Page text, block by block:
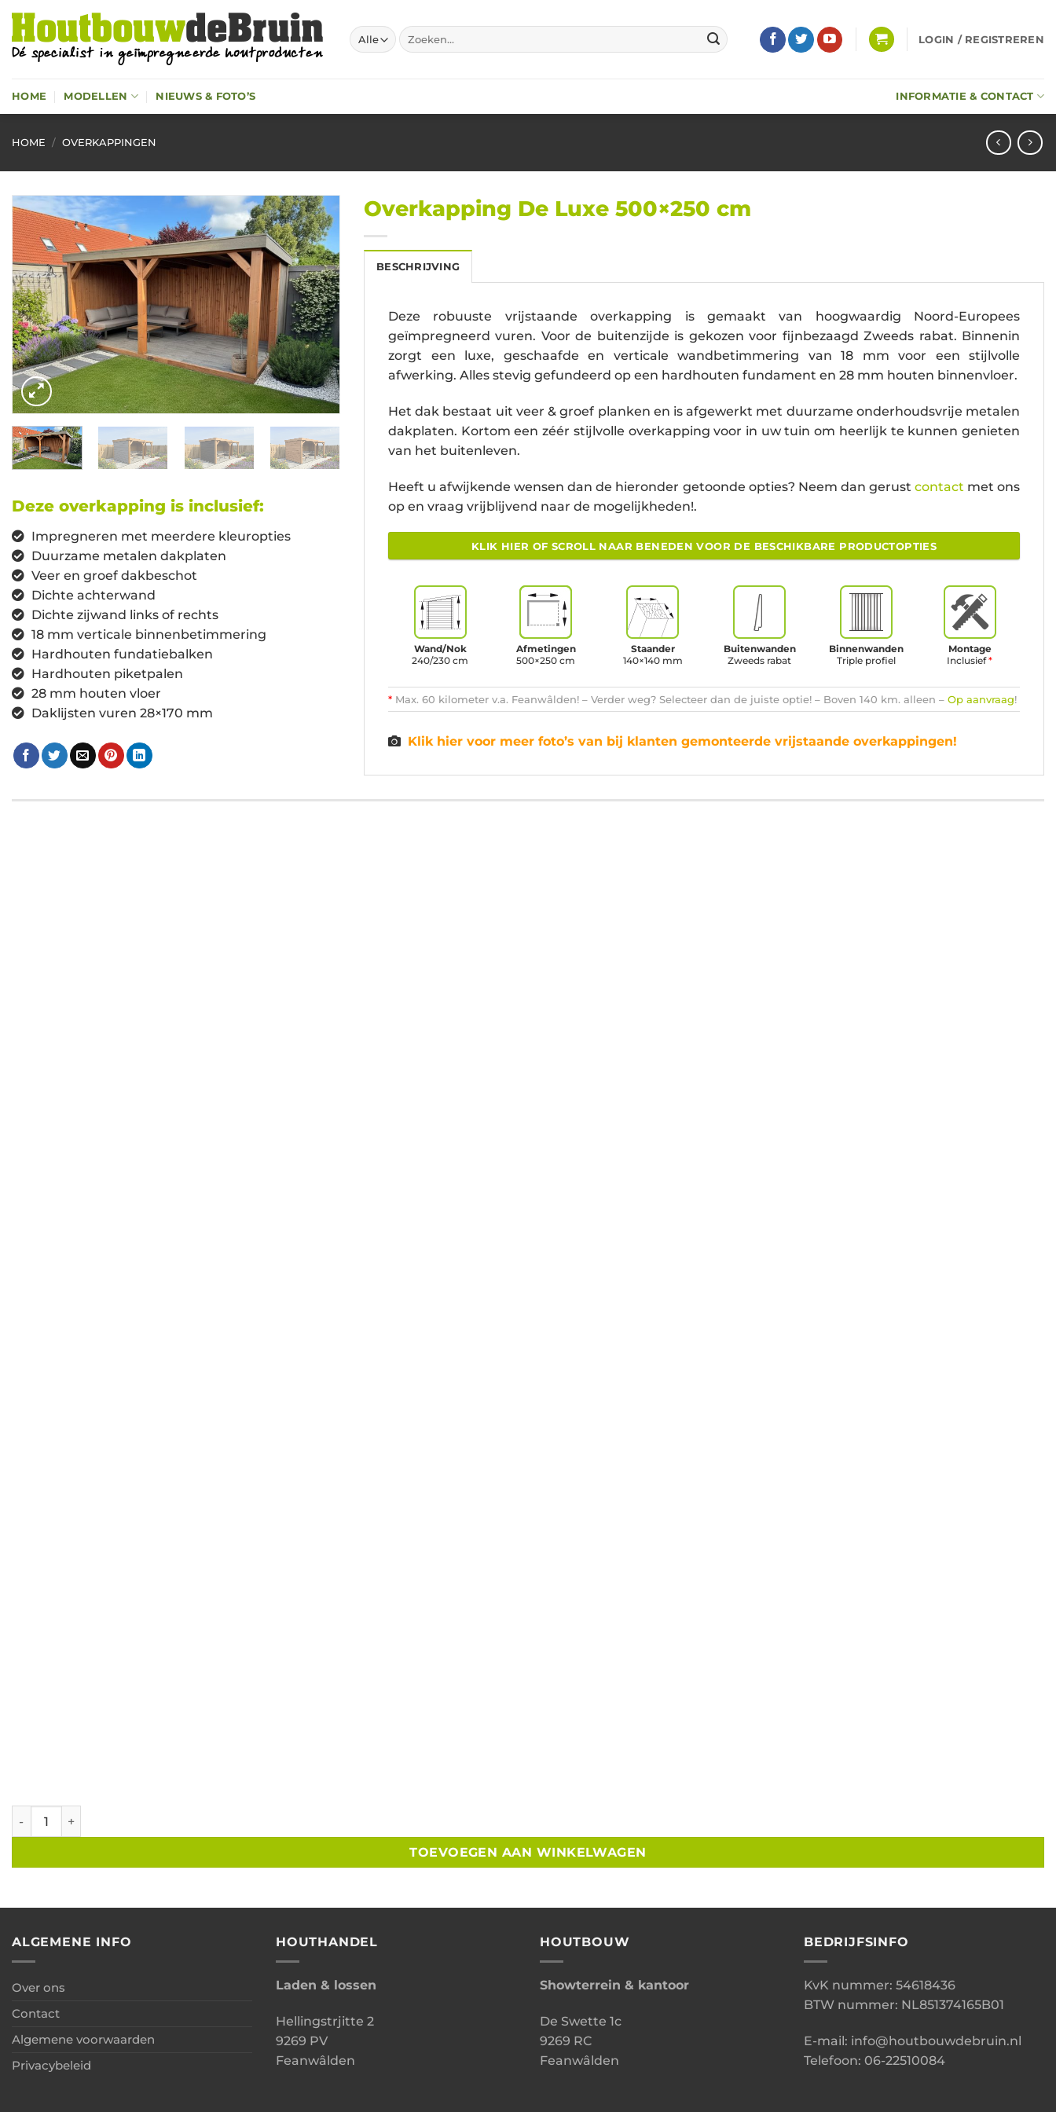
Ga
naar
inhoud
Zoeken
naar:
LOGIN / REGISTREREN
HOME MODELLEN NIEUWS & FOTO’S INFORMATIE & CONTACT
HOME / OVERKAPPINGEN
Deze overkapping is inclusief:
Impregneren met meerdere kleuropties
Duurzame metalen dakplaten
Veer en groef dakbeschot
Dichte achterwand
Dichte zijwand links of rechts
18 mm verticale binnenbetimmering
Hardhouten fundatiebalken
Hardhouten piketpalen
28 mm houten vloer
Daklijsten vuren 28×170 mm
Overkapping De Luxe 500×250 cm
BESCHRIJVING
Deze robuuste vrijstaande overkapping is gemaakt van hoogwaardig Noord-Europees
geïmpregneerd vuren. Voor de buitenzijde is gekozen voor fijnbezaagd Zweeds rabat. Binnenin
zorgt een luxe, geschaafde en verticale wandbetimmering van 18 mm voor een stijlvolle
afwerking. Alles stevig gefundeerd op een hardhouten fundament en 28 mm houten binnenvloer.
Het dak bestaat uit veer & groef planken en is afgewerkt met duurzame onderhoudsvrije metalen
dakplaten. Kortom een zéér stijlvolle overkapping voor in uw tuin om heerlijk te kunnen genieten
van het buitenleven.
Heeft u afwijkende wensen dan de hieronder getoonde opties? Neem dan gerust contact met ons
op en vraag vrijblijvend naar de mogelijkheden!.
KLIK HIER OF SCROLL NAAR BENEDEN VOOR DE BESCHIKBARE PRODUCTOPTIES
Wand/Nok
240/230 cm
Afmetingen
500×250 cm
Staander
140×140 mm
Buitenwanden
Zweeds rabat
Binnenwanden
Triple profiel
Montage
Inclusief*
* Max. 60 kilometer v.a. Feanwâlden! – Verder weg? Selecteer dan de juiste optie! – Boven 140 km. alleen – Op aanvraag!
Klik hier voor meer foto’s van bij klanten gemonteerde vrijstaande overkappingen!
Overkapping De Luxe 500x250 cm aantal
TOEVOEGEN AAN WINKELWAGEN
ALGEMENE INFO
Over ons
Contact
Algemene voorwaarden
Privacybeleid
HOUTHANDEL
Laden & lossen
Hellingstrjitte 2
9269 PV
Feanwâlden
HOUTBOUW
Showterrein & kantoor
De Swette 1c
9269 RC
Feanwâlden
BEDRIJFSINFO
KvK nummer: 54618436
BTW nummer: NL851374165B01
E-mail: info@houtbouwdebruin.nl
Telefoon: 06-22510084